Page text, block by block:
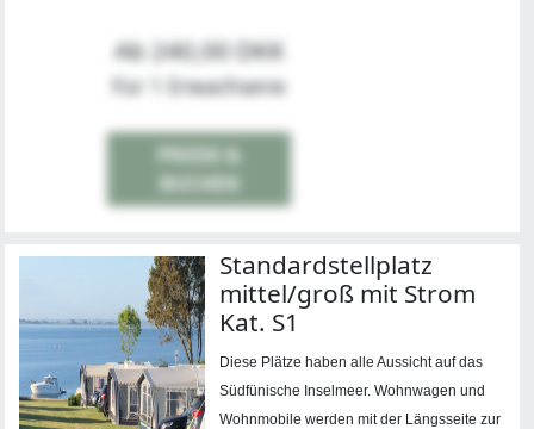
Ab 240,00 DKK
Für 1 Erwachsene
PREISE &
BUCHEN
Standardstellplatz
mittel/groß mit Strom
Kat. S1
Diese Plätze haben alle Aussicht auf das
Südfünische Inselmeer. Wohnwagen und
Wohnmobile werden mit der Längsseite zur